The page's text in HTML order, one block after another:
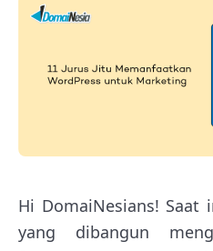
Hi DomaiNesians! Saat
yang dibangun